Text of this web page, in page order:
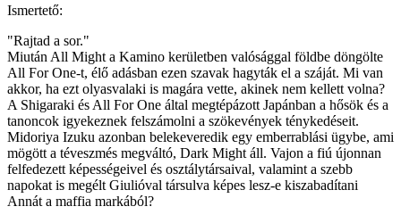
Ismertető:
"Rajtad a sor."
Miután All Might a Kamino kerületben valósággal földbe döngölte
All For One-t, élő adásban ezen szavak hagyták el a száját. Mi van
akkor, ha ezt olyasvalaki is magára vette, akinek nem kellett volna?
A Shigaraki és All For One által megtépázott Japánban a hősök és a
tanoncok igyekeznek felszámolni a szökevények ténykedéseit.
Midoriya Izuku azonban belekeveredik egy emberrablási ügybe, ami
mögött a téveszmés megváltó, Dark Might áll. Vajon a fiú újonnan
felfedezett képességeivel és osztálytársaival, valamint a szebb
napokat is megélt Giulióval társulva képes lesz-e kiszabadítani
Annát a maffia markából?